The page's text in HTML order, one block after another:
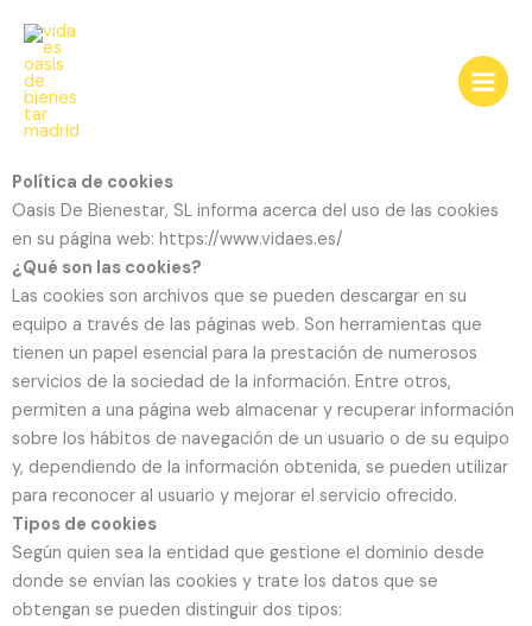
contenido
Política de cookies
Oasis De Bienestar, SL informa acerca del uso de las cookies
en su página web: https://www.vidaes.es/
¿Qué son las cookies?
Las cookies son archivos que se pueden descargar en su
equipo a través de las páginas web. Son herramientas que
tienen un papel esencial para la prestación de numerosos
servicios de la sociedad de la información. Entre otros,
permiten a una página web almacenar y recuperar información
sobre los hábitos de navegación de un usuario o de su equipo
y, dependiendo de la información obtenida, se pueden utilizar
para reconocer al usuario y mejorar el servicio ofrecido.
Tipos de cookies
Según quien sea la entidad que gestione el dominio desde
donde se envían las cookies y trate los datos que se
obtengan se pueden distinguir dos tipos: